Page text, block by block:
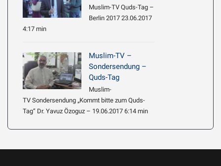
Muslim-TV Quds-Tag –
Berlin 2017 23.06.2017
4:17 min
Muslim-TV –
Sondersendung –
Quds-Tag
Muslim-
TV Sondersendung „Kommt bitte zum Quds-
Tag“ Dr. Yavuz Özoguz – 19.06.2017 6:14 min